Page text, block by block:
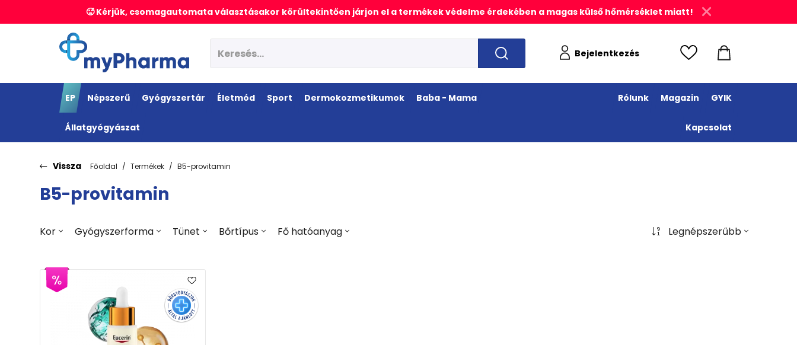
🥵 Kérjük, csomagautomata választásakor körültekintően járjon el a termékek védelme érdekében a magas külső hőmérséklet miatt!
Bejelentkezés
EP Népszerű Gyógyszertár Életmód Sport Dermokozmetikumok Baba - Mama
Állatgyógyászat
Rólunk Magazin GYIK
Kapcsolat
Vissza Főoldal Termékek B5-provitamin
B5-provitamin
Kor Gyógyszerforma Tünet Bőrtípus Fő hatóanyag Legnépszerűbb